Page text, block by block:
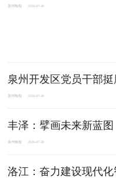
泉州晚报 2026-07-30
泉州开发区党员干部
泉州晚报 2026-07-30
丰泽：擘画未来新蓝
泉州晚报 2026-07-30
洛江：奋力建设现代